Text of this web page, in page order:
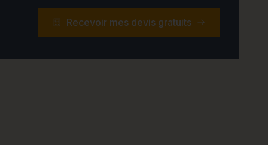
Recevoir mes devis gratuits